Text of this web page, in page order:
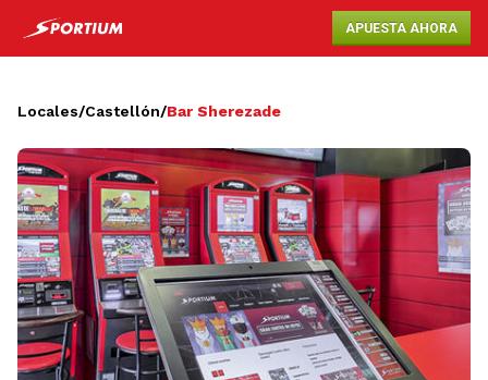
APUESTA AHORA
Locales/Castellón/Bar Sherezade